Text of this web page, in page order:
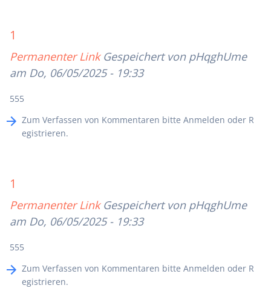
1
Permanenter Link Gespeichert von pHqghUme
am Do, 06/05/2025 - 19:33
555
Zum Verfassen von Kommentaren bitte Anmelden oder R
egistrieren.
1
Permanenter Link Gespeichert von pHqghUme
am Do, 06/05/2025 - 19:33
555
Zum Verfassen von Kommentaren bitte Anmelden oder R
egistrieren.